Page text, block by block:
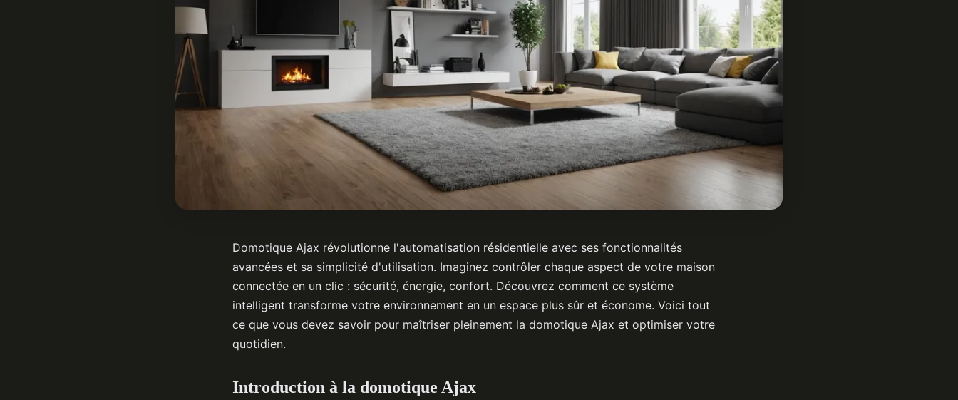
Domotique Ajax révolutionne l'automatisation résidentielle avec ses fonctionnalités
avancées et sa simplicité d'utilisation. Imaginez contrôler chaque aspect de votre maison
connectée en un clic : sécurité, énergie, confort. Découvrez comment ce système
intelligent transforme votre environnement en un espace plus sûr et économe. Voici tout
ce que vous devez savoir pour maîtriser pleinement la domotique Ajax et optimiser votre
quotidien.
Introduction à la domotique Ajax